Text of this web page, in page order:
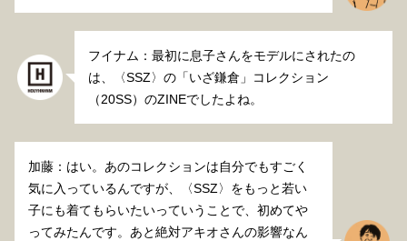
フイナム：最初に息子さんをモデルにされたの
は、〈SSZ〉の「いざ鎌倉」コレクション
（20SS）のZINEでしたよね。
加藤：はい。あのコレクションは自分でもすごく
気に入っているんですが、〈SSZ〉をもっと若い
子にも着てもらいたいっていうことで、初めてや
ってみたんです。あと絶対アキオさんの影響なん